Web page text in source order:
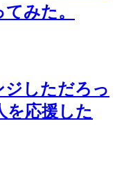
みた。
ジしただろっ
を応援した